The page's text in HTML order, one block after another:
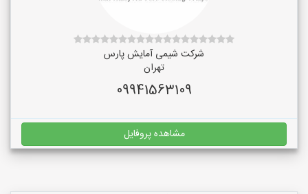
شرکت شیمی آمایش پارس
تهران
09941563109
مشاهده پروفایل